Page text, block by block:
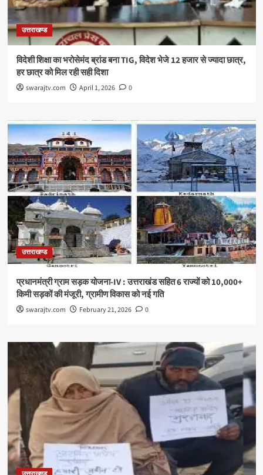
उत्तराखण्ड
विदेशी शिक्षा का भरोसेमंद ब्रांड बना TIG, विदेश भेजे 12 हजार से ज्यादा छात्र,
हर छात्र को मिल रही सही दिशा
swarajtv.com April 1, 2026 0
उत्तराखण्ड
प्रधानमंत्री ग्राम सड़क योजना-IV : उत्तराखंड सहित 6 राज्यों को 10,000+
किमी सड़कों की मंजूरी, ग्रामीण विकास को नई गति
swarajtv.com February 21, 2026 0